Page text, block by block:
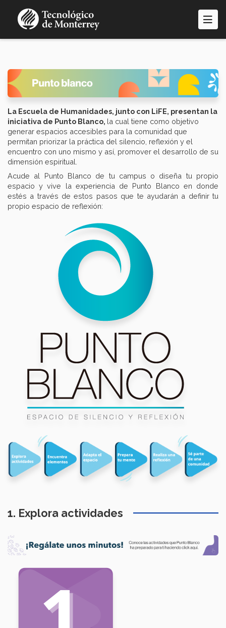
contenido
La Escuela de Humanidades, junto con LiFE, presentan la
iniciativa de Punto Blanco, la cual tiene como objetivo
generar espacios accesibles para la comunidad que
permitan priorizar la práctica del silencio, reflexión y el
encuentro con uno mismo y así, promover el desarrollo de su
dimensión espiritual.
Acude al Punto Blanco de tu campus o diseña tu propio
espacio y vive la experiencia de Punto Blanco en donde
estés a través de estos pasos que te ayudarán a definir tu
propio espacio de reflexión:
1. Explora actividades